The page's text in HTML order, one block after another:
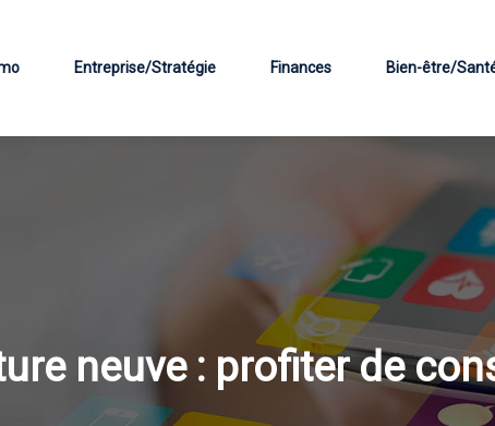
Entreprise/Stratégie Finances Bien-être/
neuve : profiter de